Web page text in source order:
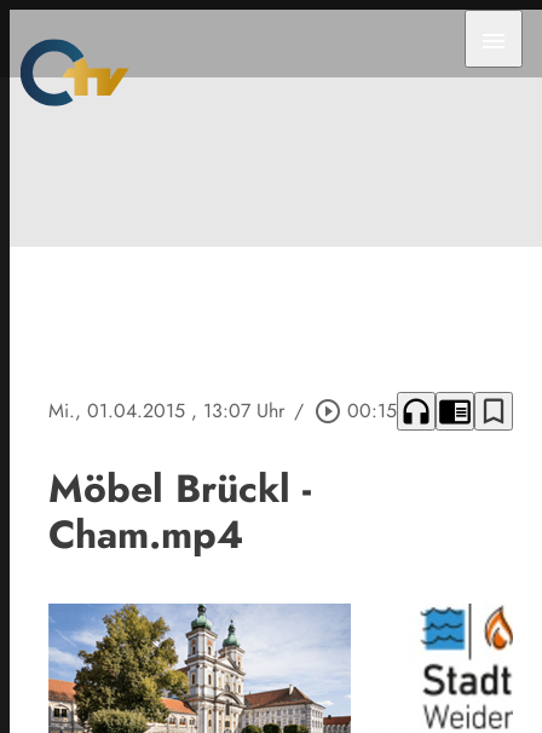
Mi., 01.04.2015 , 13:07 Uhr / play_circle_outline 00:15 headphones chrome_reader_mode bookmark_border
Möbel Brückl -
Cham.mp4